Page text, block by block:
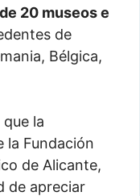
20 museos e
de
Bélgica,
que la
la Fundación
de Alicante,
de apreciar